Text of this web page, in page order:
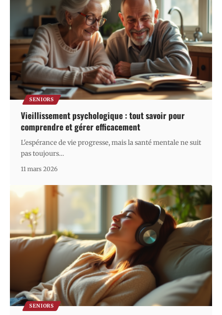
SENIORS
Vieillissement psychologique : tout savoir pour
comprendre et gérer efficacement
L'espérance de vie progresse, mais la santé mentale ne suit
pas toujours…
11 mars 2026
SENIORS